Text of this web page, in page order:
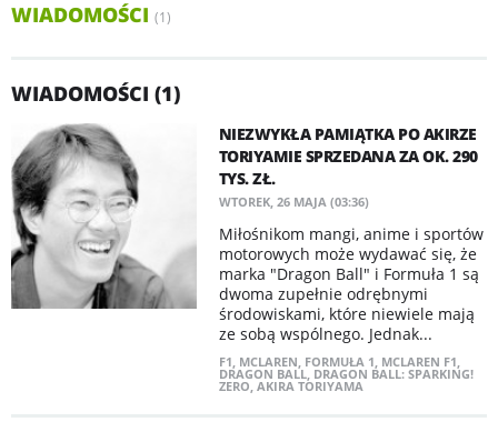
WIADOMOŚCI (1)
WIADOMOŚCI (1)
NIEZWYKŁA PAMIĄTKA PO AKIRZE
TORIYAMIE SPRZEDANA ZA OK. 290
TYS. ZŁ.
WTOREK, 26 MAJA (03:36)
Miłośnikom mangi, anime i sportów
motorowych może wydawać się, że
marka "Dragon Ball" i Formuła 1 są
dwoma zupełnie odrębnymi
środowiskami, które niewiele mają
ze sobą wspólnego. Jednak...
F1, MCLAREN, FORMUŁA 1, MCLAREN F1,
DRAGON BALL, DRAGON BALL: SPARKING!
ZERO, AKIRA TORIYAMA